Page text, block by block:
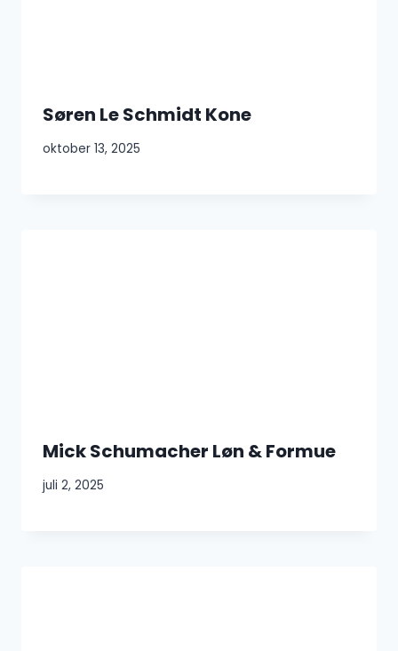
Søren Le Schmidt Kone
oktober 13, 2025
Mick Schumacher Løn & Formue
juli 2, 2025